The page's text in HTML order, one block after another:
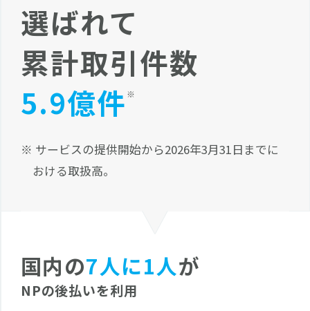
選ばれて
累計取引件数
5.9億件 ※
※ サービスの提供開始から2026年3月31日までに
おける取扱高。
国内の7人に1人が
NPの後払いを利用